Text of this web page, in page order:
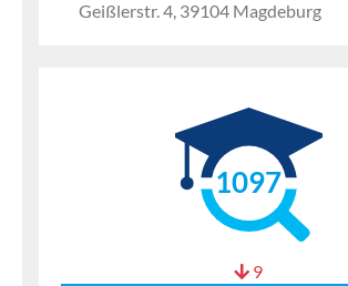
Geißlerstr. 4, 39104 Magdeburg
1097
9